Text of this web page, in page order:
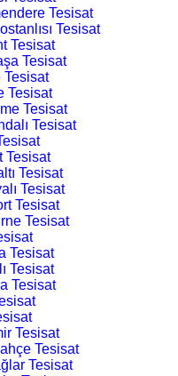
Tesisat
Tesisat
Tesisat
Tesisat
Tesisat
Tesisat
Tesisat
Tesisat
Tesisat
Tesisat
Tesisat
Tesisat
Tesisat
Tesisat
Tesisat
Tesisat
Tesisat
Tesisat
Tesisat